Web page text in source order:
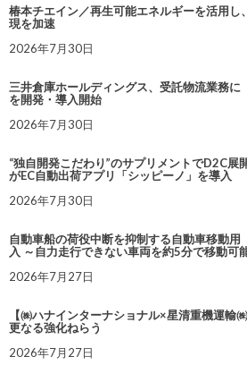
椿本チエイン／再生可能エネルギーを活用し
現を加速
2026年7月30日
三井倉庫ホールディングス、受託物流業務に
を開発・導入開始
2026年7月30日
“独自開発こだわり”のサプリメントでD2C展
がEC自動出荷アプリ「シッピーノ」を導入
2026年7月30日
自動車船の荷役中断を抑制する自動車移動用
入 ～自力走行できない車両を約5分で移動可
2026年7月27日
【㈱ハナインターナショナル×星清重機運輸
更なる強化ねらう
2026年7月27日